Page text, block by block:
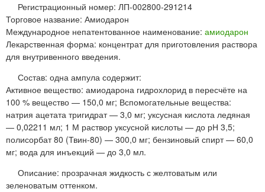
Регистрационный номер: ЛП-002800-291214
Торговое название: Амиодарон
Международное непатентованное наименование: амиодарон
Лекарственная форма: концентрат для приготовления раствора
для внутривенного введения.
Состав: одна ампула содержит:
Активное вещество: амиодарона гидрохлорид в пересчёте на
100 % вещество — 150,0 мг; Вспомогательные вещества:
натрия ацетата тригидрат — 3,0 мг; уксусная кислота ледяная
— 0,02211 мл; 1 М раствор уксусной кислоты — до рН 3,5;
полисорбат 80 (Твин-80) — 300,0 мг; бензиновый спирт — 60,0
мг; вода для инъекций — до 3,0 мл.
Описание: прозрачная жидкость с желтоватым или
зеленоватым оттенком.